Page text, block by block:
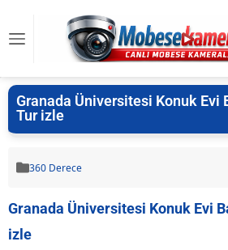
Granada Üniversitesi Konuk Evi
Tur izle
360 Derece
Granada Üniversitesi Konuk Evi
izle